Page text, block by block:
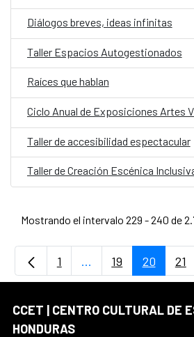
Diálogos breves, ideas infinitas
Taller Espacios Autogestionados
Raíces que hablan
Ciclo Anual de Exposiciones Artes
Taller de accesibilidad espectacular
Taller de Creación Escénica
Mostrando el intervalo 229 - 240 de
Página
1 ...PáginasPágina
19 Página
20 21
CCET | CENTRO CULTURAL DE
HONDURAS